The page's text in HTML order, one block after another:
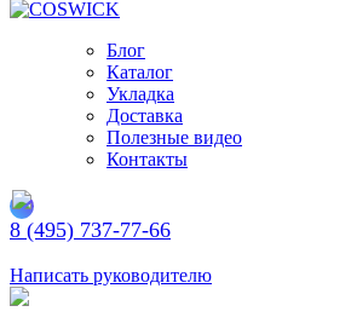
Блог
Каталог
Укладка
Доставка
Полезные видео
Контакты
8 (495) 737-77-66
Написать руководителю